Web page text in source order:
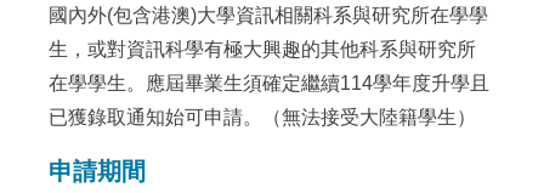
國內外(包含港澳)大學資訊相關科系與研究所在學學
生，或對資訊科學有極大興趣的其他科系與研究所
在學學生。應屆畢業生須確定繼續114學年度升學且
已獲錄取通知始可申請。（無法接受大陸籍學生）
申請期間